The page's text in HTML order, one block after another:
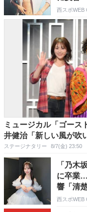
西スポWEB
ミュージカル「ゴース
井健治「新しい風が吹
ステージナタリー 8/7(金) 23:50
「乃木
に卒業
響「清
たんで
西スポWEB